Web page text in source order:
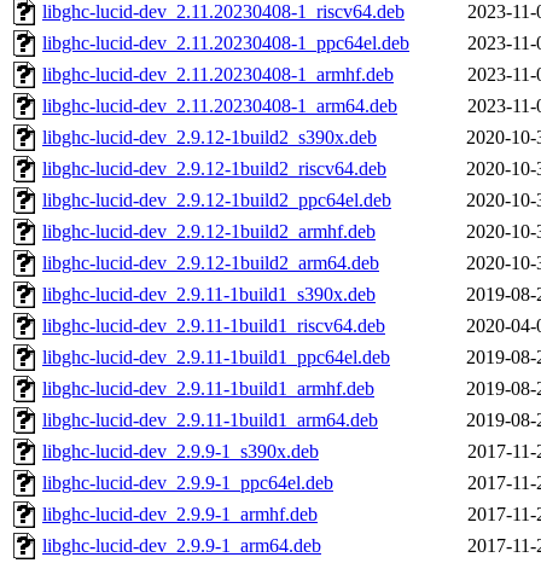
libghc-lucid-dev_2.11.20230408-1_riscv64.deb
2023-
libghc-lucid-dev_2.11.20230408-1_ppc64el.deb
2023-
libghc-lucid-dev_2.11.20230408-1_armhf.deb
2023-
libghc-lucid-dev_2.11.20230408-1_arm64.deb
2023-
libghc-lucid-dev_2.9.12-1build2_s390x.deb
2020-10-
libghc-lucid-dev_2.9.12-1build2_riscv64.deb
2020-10-
libghc-lucid-dev_2.9.12-1build2_ppc64el.deb
2020-10-
libghc-lucid-dev_2.9.12-1build2_armhf.deb
2020-10-
libghc-lucid-dev_2.9.12-1build2_arm64.deb
2020-10-
libghc-lucid-dev_2.9.11-1build1_s390x.deb
2019-08-
libghc-lucid-dev_2.9.11-1build1_riscv64.deb
2020-04-
libghc-lucid-dev_2.9.11-1build1_ppc64el.deb
2019-08-
libghc-lucid-dev_2.9.11-1build1_armhf.deb
2019-08-
libghc-lucid-dev_2.9.11-1build1_arm64.deb
2019-08-
libghc-lucid-dev_2.9.9-1_s390x.deb
2017-
libghc-lucid-dev_2.9.9-1_ppc64el.deb
2017-
libghc-lucid-dev_2.9.9-1_armhf.deb
2017-
libghc-lucid-dev_2.9.9-1_arm64.deb
2017-